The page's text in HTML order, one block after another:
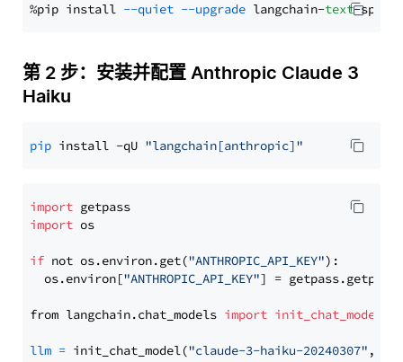
%pip install --quiet --upgrade langchain-text
第 2 步：安装并配置 Anthropic Claude 3
Haiku
pip install -qU "langchain[anthropic]"
import
import os
if not os.environ.get("ANTHROPIC_API_KEY"):
  os.environ[
"ANTHROPIC_API_KEY"] = getpass.getpass(
from langchain.chat_models import init_chat_model
llm = init_chat_model("claude-3-haiku-20240307" ,